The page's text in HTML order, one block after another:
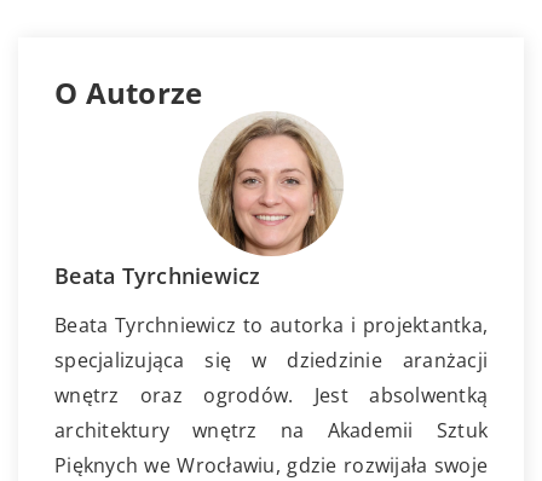
O Autorze
Beata Tyrchniewicz
Beata Tyrchniewicz to autorka i projektantka,
specjalizująca się w dziedzinie aranżacji
wnętrz oraz ogrodów. Jest absolwentką
architektury wnętrz na Akademii Sztuk
Pięknych we Wrocławiu, gdzie rozwijała swoje